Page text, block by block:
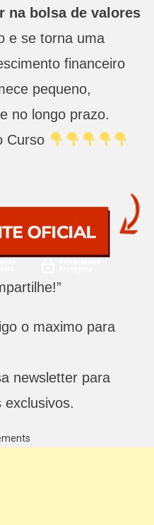
na bolsa de valores
e se torna uma
financeiro
pequeno,
no longo prazo.
Curso
o maximo para
newsletter para
exclusivos.